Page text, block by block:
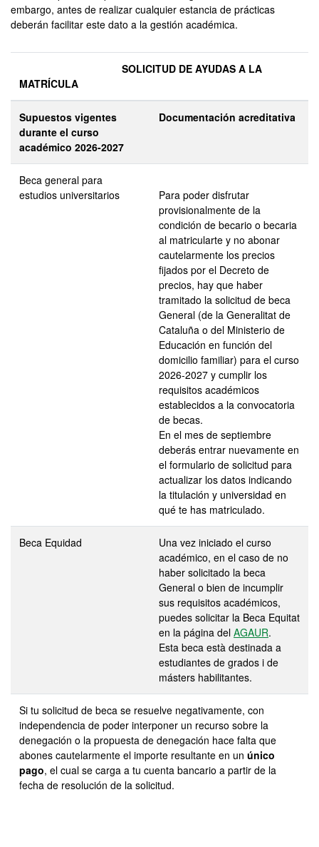
embargo, antes de realizar cualquier estancia de prácticas
deberán facilitar este dato a la gestión académica.
SOLICITUD DE AYUDAS A LA
MATRÍCULA
Supuestos vigentes
durante el curso
académico 2026-2027
Documentación acreditativa
Beca general para
estudios universitarios
Para poder disfrutar
provisionalmente de la
condición de becario o becaria
al matricularte y no abonar
cautelarmente los precios
fijados por el Decreto de
precios, hay que haber
tramitado la solicitud de beca
General (de la Generalitat de
Cataluña o del Ministerio de
Educación en función del
domicilio familiar) para el curso
2026-2027 y cumplir los
requisitos académicos
establecidos a la convocatoria
de becas.
En el mes de septiembre
deberás entrar nuevamente en
el formulario de solicitud para
actualizar los datos indicando
la titulación y universidad en
qué te has matriculado.
Beca Equidad
Una vez iniciado el curso
académico, en el caso de no
haber solicitado la beca
General o bien de incumplir
sus requisitos académicos,
puedes solicitar la Beca Equitat
en la página del AGAUR.
Esta beca està destinada a
estudiantes de grados i de
másters habilitantes.
Si tu solicitud de beca se resuelve negativamente, con
independencia de poder interponer un recurso sobre la
denegación o la propuesta de denegación hace falta que
abones cautelarmente el importe resultante en un único
pago, el cual se carga a tu cuenta bancario a partir de la
fecha de resolución de la solicitud.